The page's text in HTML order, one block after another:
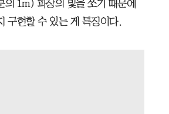
의 1m) 파장의 빛을 쏘기 때문에
구현할 수 있는 게 특징이다.